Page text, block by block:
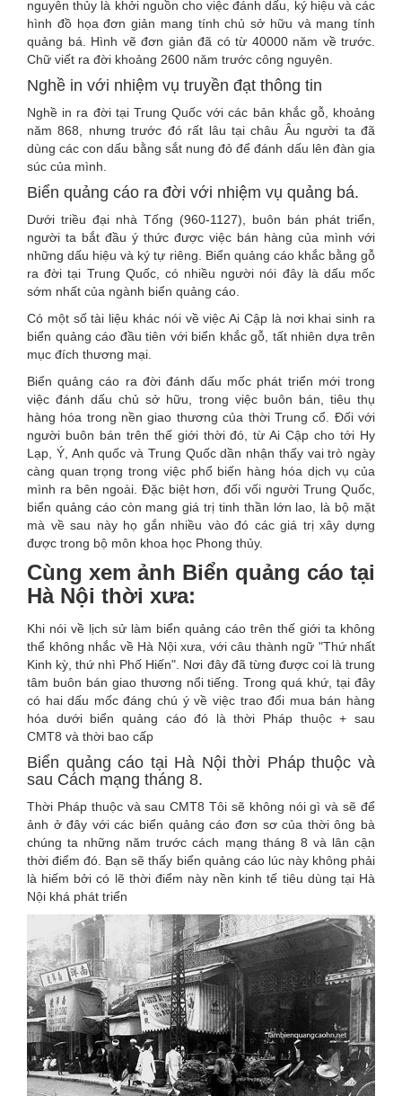
nguyên thủy là khởi nguồn cho việc đánh dấu, ký hiệu và các
hình đồ họa đơn giản mang tính chủ sở hữu và mang tính
quảng bá. Hình vẽ đơn giản đã có từ 40000 năm về trước.
Chữ viết ra đời khoảng 2600 năm trước công nguyên.
Nghề in với nhiệm vụ truyền đạt thông tin
Nghề in ra đời tại Trung Quốc với các bản khắc gỗ, khoảng
năm 868, nhưng trước đó rất lâu tại châu Âu người ta đã
dùng các con dấu bằng sắt nung đỏ để đánh dấu lên đàn gia
súc của mình.
Biển quảng cáo ra đời với nhiệm vụ quảng bá.
Dưới triều đại nhà Tống (960-1127), buôn bán phát triển,
người ta bắt đầu ý thức được việc bán hàng của mình với
những dấu hiệu và ký tự riêng. Biển quảng cáo khắc bằng gỗ
ra đời tại Trung Quốc, có nhiều người nói đây là dấu mốc
sớm nhất của ngành biển quảng cáo.
Có một số tài liệu khác nói về việc Ai Cập là nơi khai sinh ra
biển quảng cáo đầu tiên với biển khắc gỗ, tất nhiên dựa trên
mục đích thương mại.
Biển quảng cáo ra đời đánh dấu mốc phát triển mới trong
việc đánh dấu chủ sở hữu, trong việc buôn bán, tiêu thụ
hàng hóa trong nền giao thương của thời Trung cổ. Đối với
người buôn bán trên thế giới thời đó, từ Ai Cập cho tới Hy
Lạp, Ý, Anh quốc và Trung Quốc dần nhận thấy vai trò ngày
càng quan trọng trong việc phổ biến hàng hóa dịch vụ của
mình ra bên ngoài. Đặc biệt hơn, đối vối người Trung Quốc,
biển quảng cáo còn mang giá trị tinh thần lớn lao, là bộ mặt
mà về sau này họ gắn nhiều vào đó các giá trị xây dựng
được trong bộ môn khoa học Phong thủy.
Cùng xem ảnh Biển quảng cáo tại
Hà Nội thời xưa:
Khi nói về lịch sử làm biển quảng cáo trên thế giới ta không
thể không nhắc về Hà Nội xưa, với câu thành ngữ "Thứ nhất
Kinh kỳ, thứ nhì Phố Hiến". Nơi đây đã từng được coi là trung
tâm buôn bán giao thương nổi tiếng. Trong quá khứ, tại đây
có hai dấu mốc đáng chú ý về việc trao đổi mua bán hàng
hóa dưới biển quảng cáo đó là thời Pháp thuộc + sau
CMT8 và thời bao cấp
Biển quảng cáo tại Hà Nội thời Pháp thuộc và
sau Cách mạng tháng 8.
Thời Pháp thuộc và sau CMT8 Tôi sẽ không nói gì và sẽ để
ảnh ở đây với các biển quảng cáo đơn sơ của thời ông bà
chúng ta những năm trước cách mạng tháng 8 và lân cận
thời điểm đó. Bạn sẽ thấy biển quảng cáo lúc này không phải
là hiếm bởi có lẽ thời điểm này nền kinh tế tiêu dùng tại Hà
Nội khá phát triển